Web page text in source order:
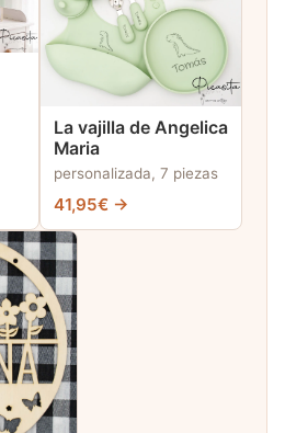
La vajilla de Angelica
Maria
personalizada, 7 piezas
41,95€ →